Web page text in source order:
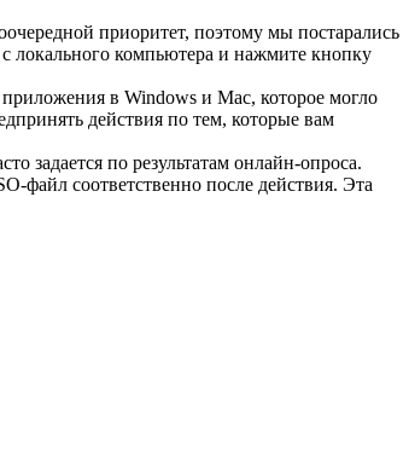
приоритет, поэтому мы постарались
локального компьютера и нажмите кнопку
в Windows и Mac, которое могло
действия по тем, которые вам
задается по результатам онлайн-опроса.
файл соответственно после действия. Эта